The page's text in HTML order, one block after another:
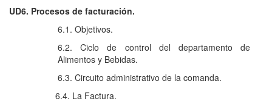
UD6. Procesos de facturación.
6.1. Objetivos.
6.2. Ciclo de control del departamento de
Alimentos y Bebidas.
6.3. Circuito administrativo de la comanda.
6.4. La Factura.